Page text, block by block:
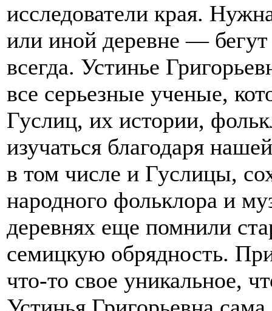
исследователи края.
или иной деревне —
всегда. Устинье
все серьезные ученые,
Гуслиц, их истории,
изучаться благодаря
в том числе и Гуслицы,
народного фольклора и
деревнях еще помнили
семицкую обрядность.
что-то свое уникальное,